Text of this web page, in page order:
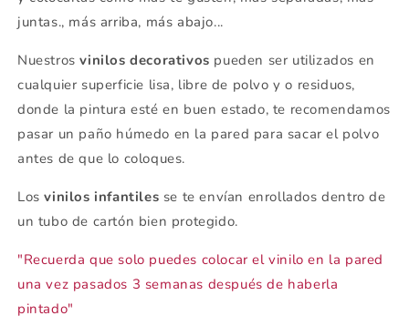
juntas., más arriba, más abajo...
Nuestrosvinilos decorativos pueden ser utilizados en
cualquier superficie lisa, libre de polvo y o residuos,
donde la pintura esté en buen estado, te recomendamos
pasar un paño húmedo en la pared para sacar el polvo
antes de que lo coloques.
Losvinilos infantiles se te envían enrollados dentro de
un tubo de cartón bien protegido.
"Recuerda que solo puedes colocar el vinilo en la pared
una vez pasados 3 semanas después de haberla
pintado"